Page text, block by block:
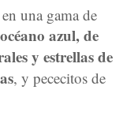
una gama de
azul, de
y estrellas de
, y pececitos de